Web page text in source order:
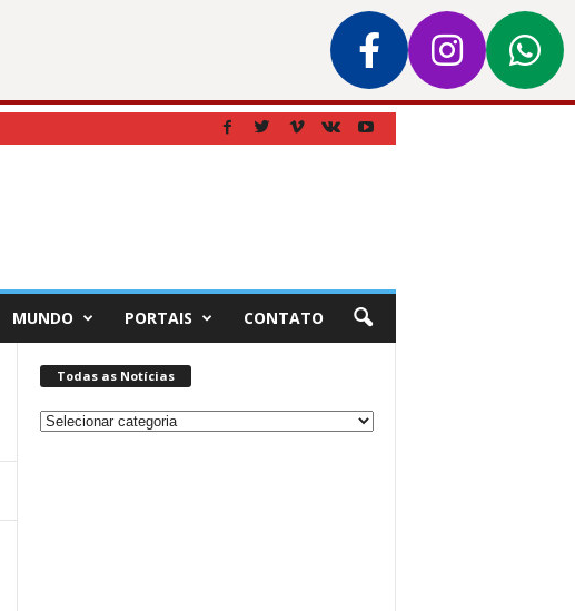
MUNDO PORTAIS CONTATO
Todas as Notícias
Todas